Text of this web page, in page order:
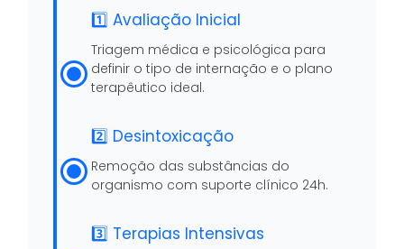
1️⃣ Avaliação Inicial
Triagem médica e psicológica para
definir o tipo de internação e o plano
terapêutico ideal.
2️⃣ Desintoxicação
Remoção das substâncias do
organismo com suporte clínico 24h.
3️⃣ Terapias Intensivas